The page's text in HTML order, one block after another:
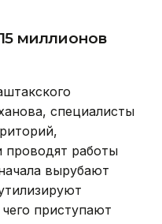
миллионов
специалисты
работы
вырубают
приступают